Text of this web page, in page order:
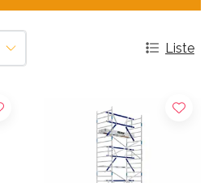
Liste